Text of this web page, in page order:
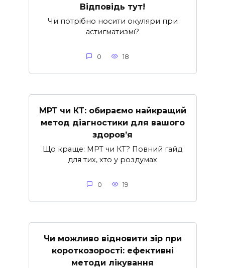
Відповідь тут!
Чи потрібно носити окуляри при
астигматизмі?
0 18
МРТ чи КТ: обираємо найкращий
метод діагностики для вашого
здоров’я
Що краще: МРТ чи КТ? Повний гайд
для тих, хто у роздумах
0 19
Чи можливо відновити зір при
короткозорості: ефективні
методи лікування